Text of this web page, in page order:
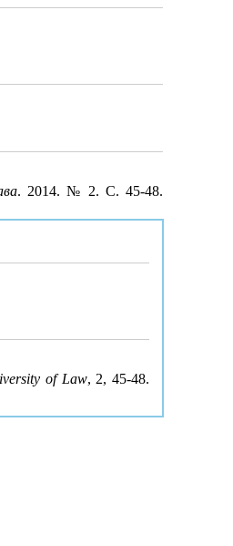
. 2014. № 2. С. 45-48.
of Law, 2, 45-48.